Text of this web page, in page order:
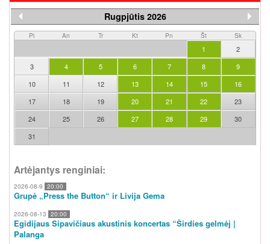
Rugpjūtis 2026
Pi An Tr Kt Pn Št Sk
1
2
3
4 5 6 7 8
9
10
11 12 13 14 15
16
17
18 19 20 21 22
23
24
25 26 27 28 29
30
31
Artėjantys renginiai:
2026-08-9 20:00
Grupė „Press the Button“ ir Livija Gema
2026-08-13 20:00
Egidijaus Sipavičiaus akustinis koncertas “Širdies gelmėj |
Palanga